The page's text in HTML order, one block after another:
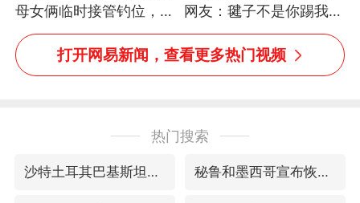
母女俩临时接管钓位，用
玩具鱼竿钓上大鱼
网友：毽子不是你踢我
捡，我踢你捡吗
打开网易新闻，查看更多热门视频
热门搜索
沙特土耳其巴基斯坦签署共同防务协议 秘鲁和墨西哥宣布恢复外交关系